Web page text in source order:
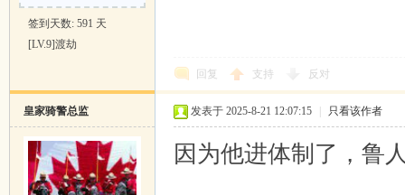
签到天数: 591 天
[LV.9]渡劫
回复 支持 反对
皇家骑警总监 发表于 2025-8-21 12:07:15 只看该作者
因为他进体制了，鲁